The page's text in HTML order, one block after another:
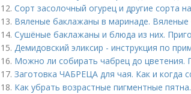
12. Сорт засолочный огурец и другие сорта
13. Вяленые баклажаны в маринаде.
14. Сушёные баклажаны и блюда из них.
15. Демидовский эликсир - инструкция по
16. Можно ли собирать чабрец до цветения.
17. Заготовка ЧАБРЕЦА для чая. Как и когда
18. Как убрать возрастные пигментные